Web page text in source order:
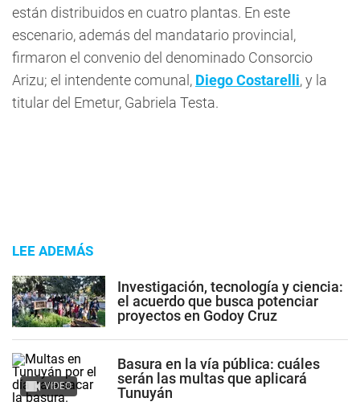
están distribuidos en cuatro plantas. En este
escenario, además del mandatario provincial,
firmaron el convenio del denominado Consorcio
Arizu; el intendente comunal, Diego Costarelli, y la
titular del Emetur, Gabriela Testa.
LEE ADEMÁS
Investigación, tecnología y ciencia:
el acuerdo que busca potenciar
proyectos en Godoy Cruz
VIDEO
Basura en la vía pública: cuáles
serán las multas que aplicará
Tunuyán